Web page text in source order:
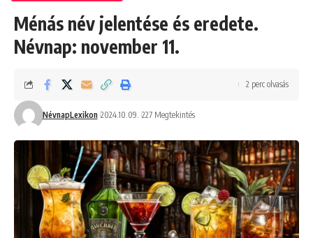
Ménás név jelentése és eredete.
Névnap: november 11.
NévnapLexikon 2024.10.09. 227 Megtekintés
2 perc olvasás